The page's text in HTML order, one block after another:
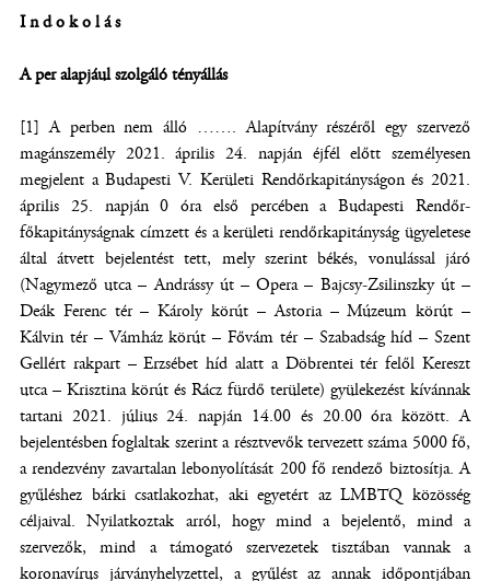
Indokolás
A per alapjául szolgáló tényállás
[1] A perben nem álló ……. Alapítvány részéről egy szervező
magánszemély 2021. április 24. napján éjfél előtt személyesen
megjelent a Budapesti V. Kerületi Rendőrkapitányságon és 2021.
április 25. napján 0 óra első percében a Budapesti Rendőr-
főkapitányságnak címzett és a kerületi rendőrkapitányság ügyeletese
által átvett bejelentést tett, mely szerint békés, vonulással járó
(Nagymező utca – Andrássy út – Opera – Bajcsy-Zsilinszky út –
Deák Ferenc tér – Károly körút – Astoria – Múzeum körút –
Kálvin tér – Vámház körút – Fővám tér – Szabadság híd – Szent
Gellért rakpart – Erzsébet híd alatt a Döbrentei tér felől Kereszt
utca – Krisztina körút és Rácz fürdő területe) gyülekezést kívánnak
tartani 2021. július 24. napján 14.00 és 20.00 óra között. A
bejelentésben foglaltak szerint a résztvevők tervezett száma 5000 fő,
a rendezvény zavartalan lebonyolítását 200 fő rendező biztosítja. A
gyűléshez bárki csatlakozhat, aki egyetért az LMBTQ közösség
céljaival. Nyilatkoztak arról, hogy mind a bejelentő, mind a
szervezők, mind a támogató szervezetek tisztában vannak a
koronavírus járványhelyzettel, a gyűlést az annak időpontjában